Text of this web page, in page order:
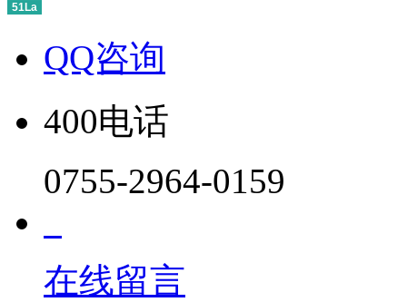
51La
QQ咨询
400电话
0755-2964-0159
在线留言